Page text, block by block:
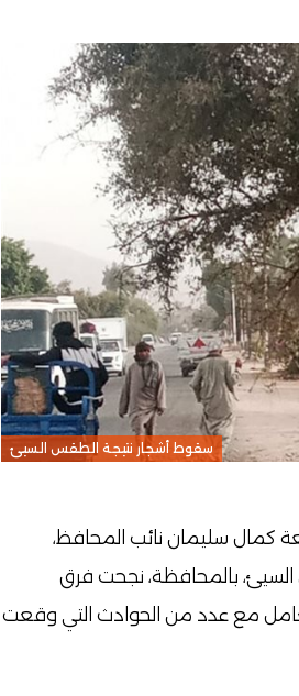
سقوط أشجار نتيجة الطقس السيئ
كمال سليمان نائب المحافظ،
بالمحافظة، نجحت فرق
مع عدد من الحوادث التي وقعت